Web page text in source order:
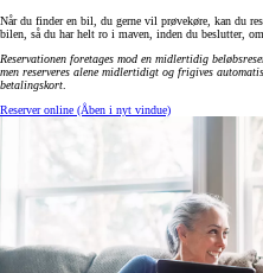
Når du finder en bil, du gerne vil prøvekøre, kan du
bilen, så du har helt ro i maven, inden du beslutter,
Reservationen foretages mod en midlertidig
men reserveres alene midlertidigt og frigives
betalingskort.
Reserver online (Åben i nyt vindue)